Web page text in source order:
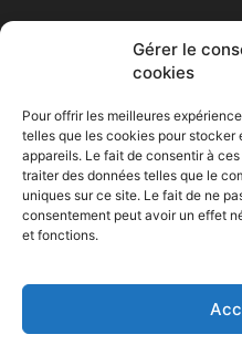
Gérer le
cookies
Pour offrir les meilleures
telles que les cookies pour
appareils. Le fait de consentir à
traiter des données telles que le
uniques sur ce site. Le fait de ne
consentement peut avoir un effet
et fonctions.
Accueil Economie
Maghreb
© Challenges.tn